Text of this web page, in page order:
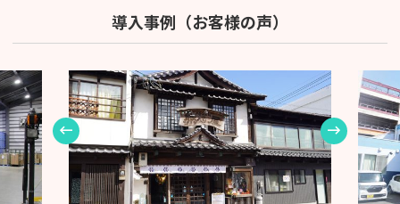
導入事例（お客様の声）